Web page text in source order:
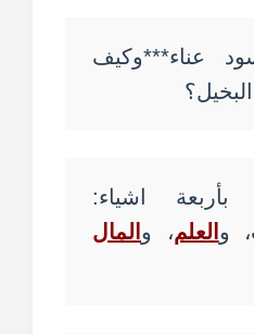
عناء***وكيف
اشياء:
و العلم، و المال